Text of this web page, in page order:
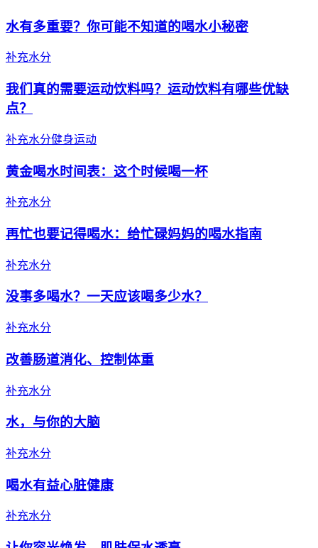
水有多重要？你可能不知道的喝水小秘密
补充水分
我们真的需要运动饮料吗？运动饮料有哪些优缺
点？
补充水分健身运动
黄金喝水时间表：这个时候喝一杯
补充水分
再忙也要记得喝水：给忙碌妈妈的喝水指南
补充水分
没事多喝水？一天应该喝多少水？
补充水分
改善肠道消化、控制体重
补充水分
水，与你的大脑
补充水分
喝水有益心脏健康
补充水分